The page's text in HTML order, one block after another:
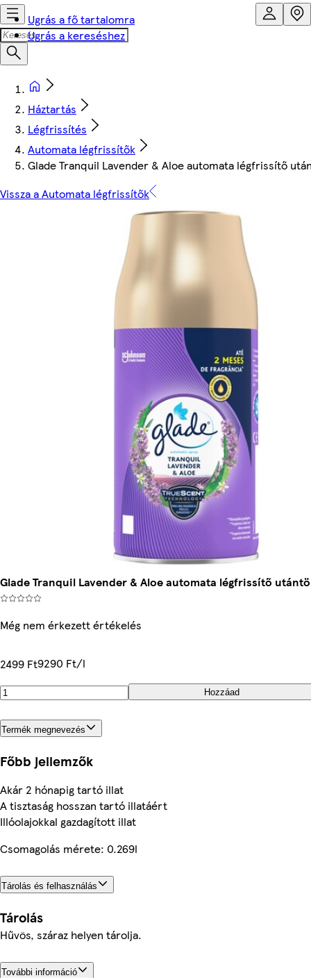
Ugrás a fő tartalomra
Ugrás a kereséshez
Háztartás
Légfrissítés
Automata légfrissítők
Glade Tranquil Lavender & Aloe automata légfrissítő
Vissza a Automata légfrissítők
Glade Tranquil Lavender & Aloe automata légfrissítő
Még nem érkezett értékelés
2499 Ft9290 Ft/l
Hozzáad
Termék megnevezés
Főbb jellemzők
Akár 2 hónapig tartó illat
A tisztaság hosszan tartó illatáért
Illóolajokkal gazdagított illat
Csomagolás mérete: 0.269l
Tárolás és felhasználás
Tárolás
Hűvös, száraz helyen tárolja.
További információ